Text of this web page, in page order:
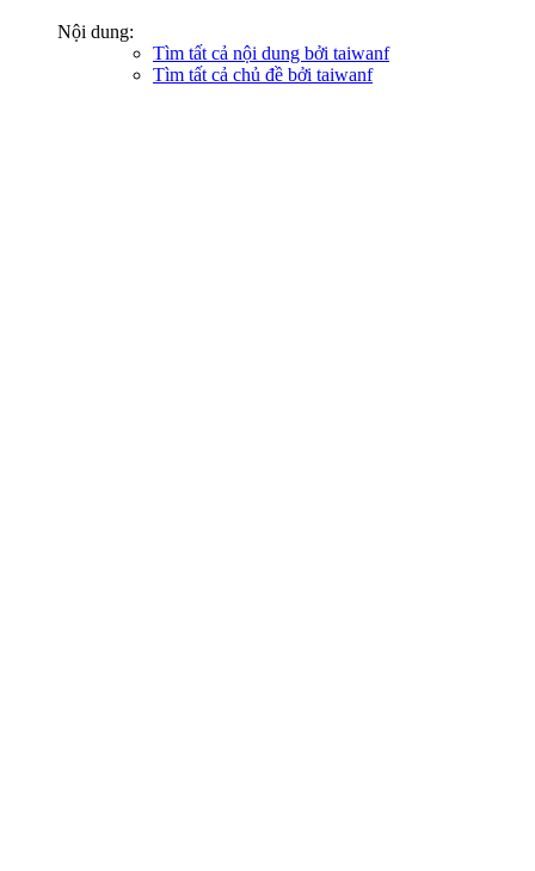
Nội dung:
Tìm tất cả nội dung bởi taiwanf
Tìm tất cả chủ đề bởi taiwanf